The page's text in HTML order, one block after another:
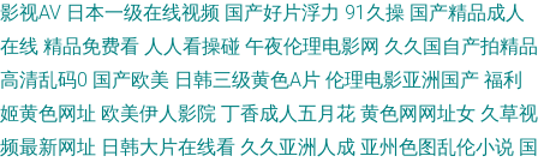
情 欧美日韩交配网 日韩精品影视 91福利视频导航 97久草热 不卡三级片 豆
花视频91在线 后入大雷黑丝美女 制服爽片福利 国产91白丝 韩国免费aa 久草
综合网站 91熟女露脸视频 日韩爽妇网 亚洲AV东方在线 97超碰热线 波多结
影视AV 日本一级在线视频 国产好片浮力 91久操 国产精品成人
在线 精品免费看 人人看操碰 午夜伦理电影网 久久国自产拍精品
高清乱码0 国产欧美 日韩三级黄色A片 伦理电影亚洲国产 福利
姬黄色网址 欧美伊人影院 丁香成人五月花 黄色网网址女 久草视
频最新网址 日韩大片在线看 久久亚洲人成 亚州色图乱伦小说 国